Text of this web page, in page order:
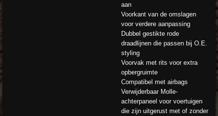
aan
Voorkant van de omslagen
voor verdere aanpassing
Dubbel gestikte rode
draadlijnen die passen bij O.E.
styling
Voorvak met rits voor extra
opbergruimte
Compatibel met airbags
Verwijderbaar Molle-
achterpaneel voor voertuigen
die zijn uitgerust met of zonder